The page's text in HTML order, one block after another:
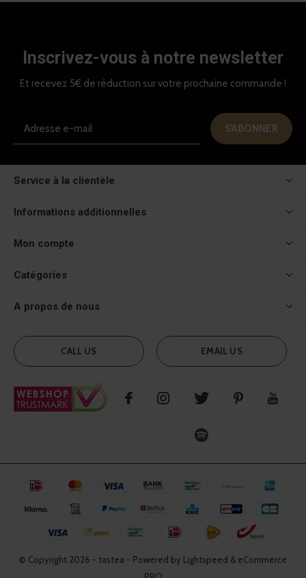
Inscrivez-vous à notre newsletter
Et recevez 5€ de réduction sur votre prochaine commande !
S'ABONNER
Service à la clientèle
Informations additionnelles
Mon compte
Catégories
A propos de nous
CALL US EMAIL US
© Copyright 2026 - tastea - Powered by Lightspeed & eCommerce